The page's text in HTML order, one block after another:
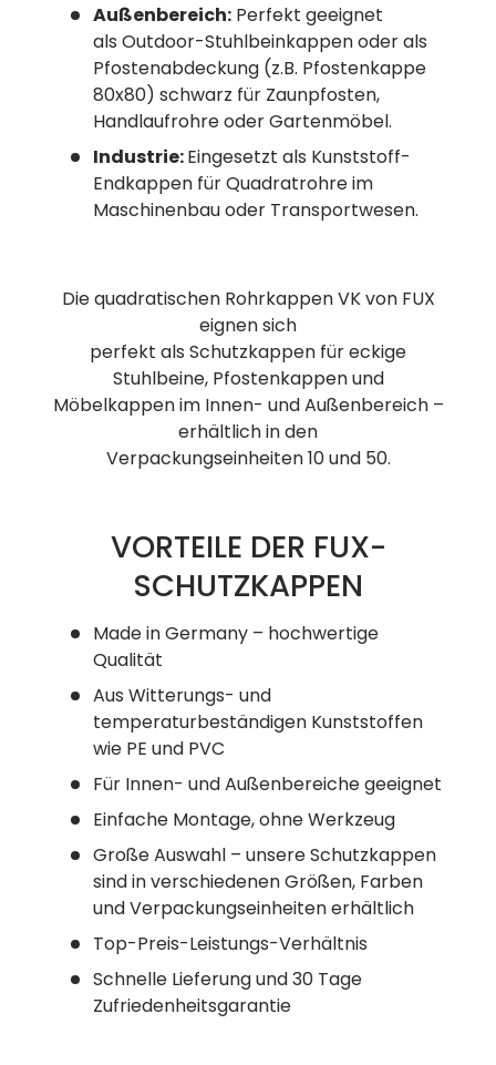
Außenbereich: Perfekt geeignet
als Outdoor-Stuhlbeinkappen oder als
Pfostenabdeckung (z.B. Pfostenkappe
80x80) schwarz für Zaunpfosten,
Handlaufrohre oder Gartenmöbel.
Industrie:Eingesetzt als Kunststoff-
Endkappen für Quadratrohre im
Maschinenbau oder Transportwesen.
Die quadratischen Rohrkappen VK von FUX
eignen sich
perfekt als Schutzkappen für eckige
Stuhlbeine, Pfostenkappen und
Möbelkappen im Innen- und Außenbereich –
erhältlich in den
Verpackungseinheiten 10 und 50.
VORTEILE DER FUX-
SCHUTZKAPPEN
Made in Germany – hochwertige
Qualität
Aus Witterungs- und
temperaturbeständigen Kunststoffen
wie PE und PVC
Für Innen- und Außenbereiche geeignet
Einfache Montage, ohne Werkzeug
Große Auswahl – unsere Schutzkappen
sind in verschiedenen Größen, Farben
und Verpackungseinheiten erhältlich
Top-Preis-Leistungs-Verhältnis
Schnelle Lieferung und 30 Tage
Zufriedenheitsgarantie